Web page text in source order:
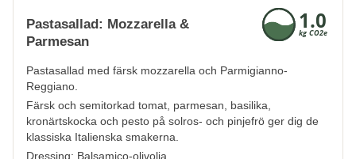
Pastasallad: Mozzarella &
Parmesan
Pastasallad med färsk mozzarella och Parmigianno-
Reggiano.
Färsk och semitorkad tomat, parmesan, basilika,
kronärtskocka och pesto på solros- och pinjefrö ger dig de
klassiska Italienska smakerna.
Dressing: Balsamico-olivolja